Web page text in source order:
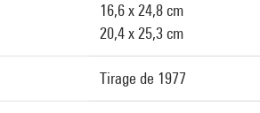
16,6 x 24,8 cm
20,4 x 25,3 cm
Tirage de 1977